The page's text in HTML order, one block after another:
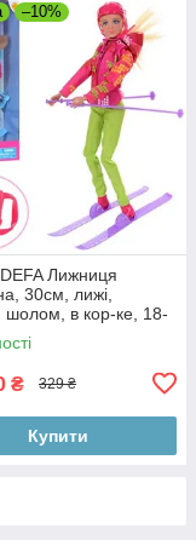
–10%
Лижниця
30см, лижі,
шолом, в кор-ке, 18-
₴ 329 ₴
Купити